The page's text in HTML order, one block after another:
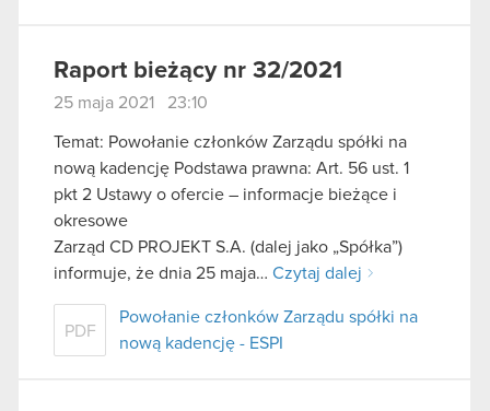
Raport bieżący nr 32/2021
25 maja 2021 23:10
Temat: Powołanie członków Zarządu spółki na
nową kadencję Podstawa prawna: Art. 56 ust. 1
pkt 2 Ustawy o ofercie – informacje bieżące i
okresowe
Zarząd CD PROJEKT S.A. (dalej jako „Spółka”)
informuje, że dnia 25 maja… Czytaj dalej
PDF
Powołanie członków Zarządu spółki na
nową kadencję - ESPI